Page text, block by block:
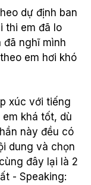
dự định ban
thi em đã lo
đã nghĩ mình
theo em hơi khó
xúc với tiếng
em khá tốt, dù
này đều có
dung và chọn
cùng đây lại là 2
- Speaking: